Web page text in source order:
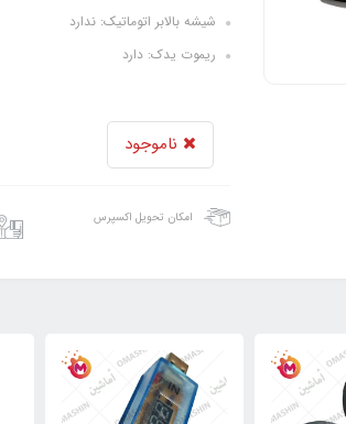
شیشه بالابر اتوماتیک: ندارد
ریموت یدک: دارد
ناموجود
امکان تحویل اکسپرس